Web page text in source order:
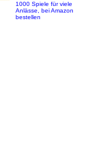
1000 Spiele für viele
Anlässe, bei Amazon
bestellen